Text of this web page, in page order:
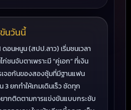
นวันนี้
อนหนูน (สปป.ลาว) เริ่มชนเวลา
ชนจับตาเพราะมี “คู่เอก” ที่เงิน
เจอกันของสองซุ้มที่มีฐานแฟน
ยกทำให้เกมเดินเร็ว ชัดทุก
ากติดตามการแข่งขันแบบกระชับ